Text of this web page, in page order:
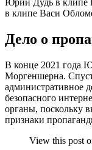
Юрий Дудь в клипе
в клипе Васи
Дело о
В конце 2021 года
Моргеншерна.
административное
безопасного
органы, поскольку
признаки
View this post